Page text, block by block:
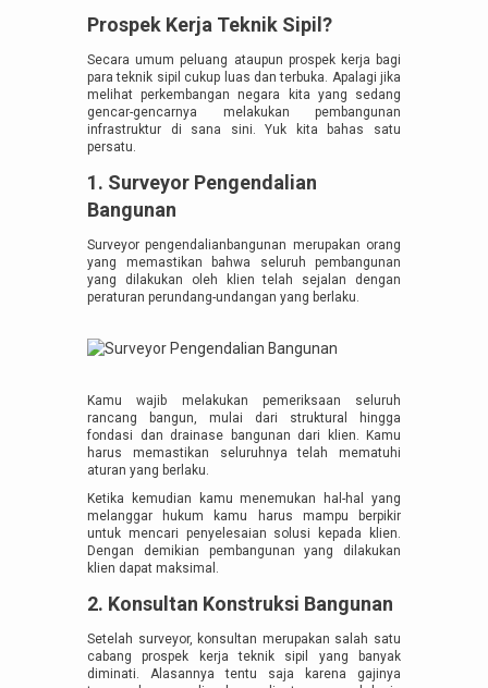
Prospek Kerja Teknik Sipil?
Secara umum peluang ataupun prospek kerja bagi
para teknik sipil cukup luas dan terbuka. Apalagi jika
melihat perkembangan negara kita yang sedang
gencar-gencarnya melakukan pembangunan
infrastruktur di sana sini. Yuk kita bahas satu
persatu.
1. Surveyor Pengendalian
Bangunan
Surveyor pengendalianbangunan merupakan orang
yang memastikan bahwa seluruh pembangunan
yang dilakukan oleh klien telah sejalan dengan
peraturan perundang-undangan yang berlaku.
Kamu wajib melakukan pemeriksaan seluruh
rancang bangun, mulai dari struktural hingga
fondasi dan drainase bangunan dari klien. Kamu
harus memastikan seluruhnya telah mematuhi
aturan yang berlaku.
Ketika kemudian kamu menemukan hal-hal yang
melanggar hukum kamu harus mampu berpikir
untuk mencari penyelesaian solusi kepada klien.
Dengan demikian pembangunan yang dilakukan
klien dapat maksimal.
2. Konsultan Konstruksi Bangunan
Setelah surveyor, konsultan merupakan salah satu
cabang prospek kerja teknik sipil yang banyak
diminati. Alasannya tentu saja karena gajinya